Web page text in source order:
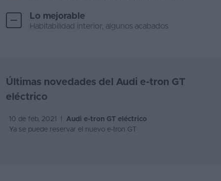
Lo mejorable
Habitabilidad interior, algunos acabados
Últimas novedades del Audi e-tron GT
eléctrico
10 de feb, 2021 | Audi e-tron GT eléctrico
Ya se puede reservar el nuevo e-tron GT